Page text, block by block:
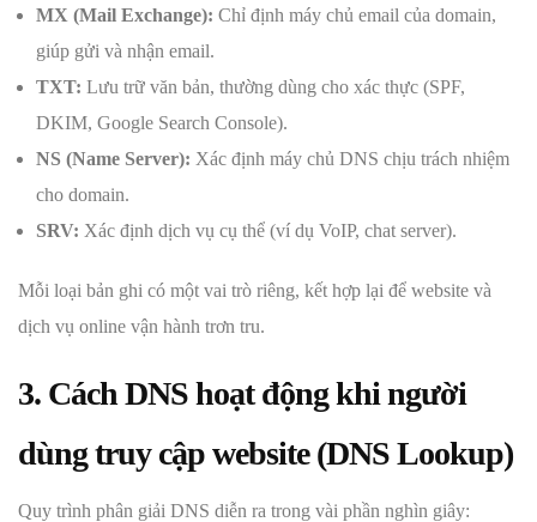
MX (Mail Exchange): Chỉ định máy chủ email của domain,
giúp gửi và nhận email.
TXT: Lưu trữ văn bản, thường dùng cho xác thực (SPF,
DKIM, Google Search Console).
NS (Name Server): Xác định máy chủ DNS chịu trách nhiệm
cho domain.
SRV: Xác định dịch vụ cụ thể (ví dụ VoIP, chat server).
Mỗi loại bản ghi có một vai trò riêng, kết hợp lại để website và
dịch vụ online vận hành trơn tru.
3. Cách DNS hoạt động khi người
dùng truy cập website (DNS Lookup)
Quy trình phân giải DNS diễn ra trong vài phần nghìn giây: